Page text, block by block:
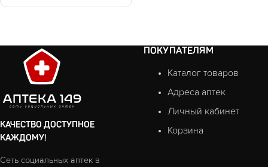
КАЧЕСТВО ДОСТУПНОЕ
КАЖДОМУ!
Сеть социальных аптек в
ПОКУПАТЕЛЯМ
Каталог товаров
Адреса аптек
Личный кабинет
Корзина